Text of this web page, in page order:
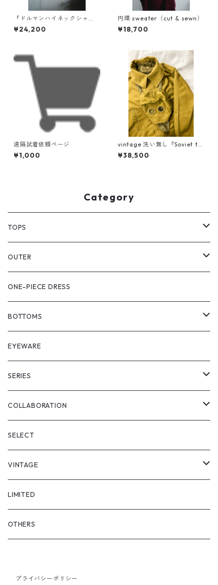
『ドルマンハイネックシャ
ツ』素材比べ
¥24,200
円環 sweater（cut & sewn）
¥18,700
遠隔試着依頼ページ
¥1,000
vintage 洗い無し『Soviet ta
nkers jacket』dead stock
¥38,500
Category
TOPS
PULL OVER
SHIRT
VEST
OUTER
VEST
JACKET
COAT
PULL OVER
ONE-PIECE DRESS
BOTTOMS
SHORT LENGS
FULL LENGS
SKIRT
EYEWARE
SERIES
"matoi"
"enkan"
"tsunagi"
"asobi"
COLLABORATION
RADIO EVA
1+O
FULL DIVE
iCONOLOGY
SELECT
VINTAGE
TOPS
OUTER
SHOES & ACCESSORY
LIMITED
OTHERS
プライバシーポリシー